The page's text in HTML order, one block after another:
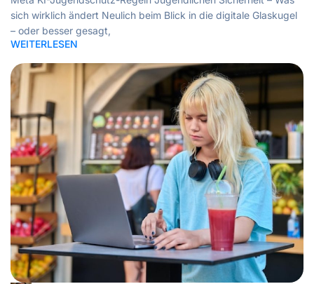
sich wirklich ändert Neulich beim Blick in die digitale Glaskugel
– oder besser gesagt,
WEITERLESEN